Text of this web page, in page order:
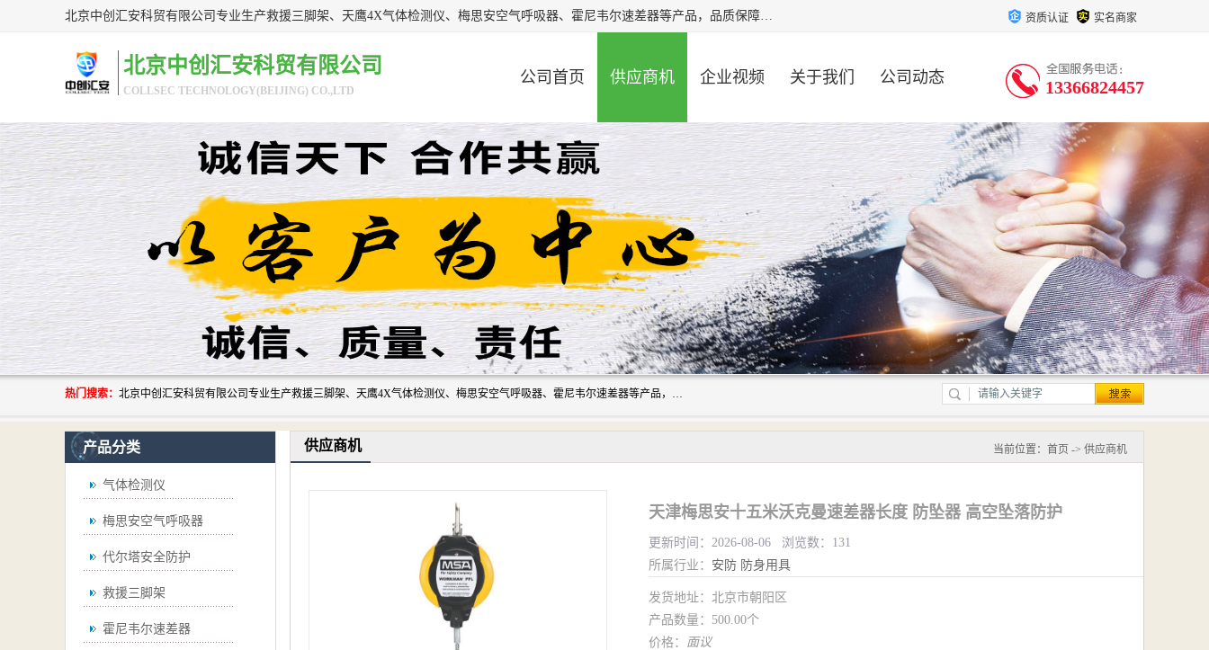
北京中创汇安科贸有限公司专业生产救援三脚架、天鹰4X气体检测仪、梅思安空气呼吸器、霍尼韦尔速差器等产品，品质保障，价格合理，欢迎在线致电咨询。 资质认证 实名商家
北京中创汇安科贸有限公司
COLLSEC TECHNOLOGY(BEIJING) CO.,LTD
公司首页 供应商机 企业视频 关于我们 公司动态 13366824457
热门搜索： 北京中创汇安科贸有限公司专业生产救援三脚架、天鹰4X气体检测仪、梅思安空气呼吸器、霍尼韦尔速差器等产品，品质保障，价格合理，欢迎在线致电咨询。
产品分类
气体检测仪
梅思安空气呼吸器
代尔塔安全防护
救援三脚架
霍尼韦尔速差器
供应商机 当前位置： 首页 -> 供应商机
天津梅思安十五米沃克曼速差器长度 防坠器 高空坠落防护
更新时间：2026-08-06 浏览数：131
所属行业： 安防 防身用具
发货地址：北京市朝阳区
产品数量：500.00个
价格： 面议